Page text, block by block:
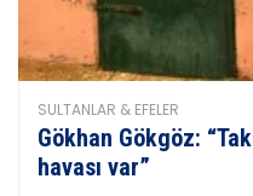
SULTANLAR & EFELER
Gökhan Gökgöz:
havası var”